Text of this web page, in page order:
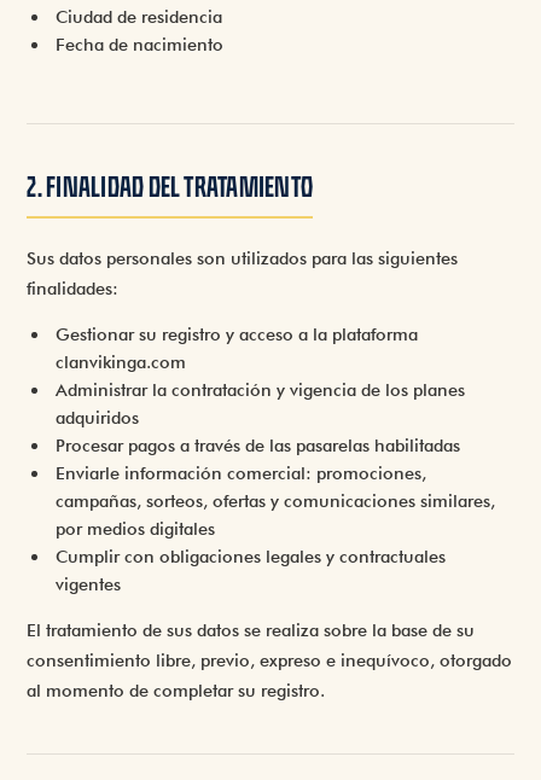
Ciudad de residencia
Fecha de nacimiento
2. FINALIDAD DEL TRATAMIENTO
Sus datos personales son utilizados para las siguientes
finalidades:
Gestionar su registro y acceso a la plataforma
clanvikinga.com
Administrar la contratación y vigencia de los planes
adquiridos
Procesar pagos a través de las pasarelas habilitadas
Enviarle información comercial: promociones,
campañas, sorteos, ofertas y comunicaciones similares,
por medios digitales
Cumplir con obligaciones legales y contractuales
vigentes
El tratamiento de sus datos se realiza sobre la base de su
consentimiento libre, previo, expreso e inequívoco, otorgado
al momento de completar su registro.